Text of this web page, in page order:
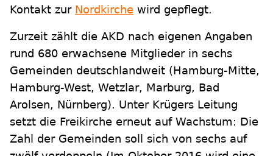
Kontakt zur Nordkirche wird gepflegt.
Zurzeit zählt die AKD nach eigenen Angaben
rund 680 erwachsene Mitglieder in sechs
Gemeinden deutschlandweit (Hamburg-Mitte,
Hamburg-West, Wetzlar, Marburg, Bad
Arolsen, Nürnberg). Unter Krügers Leitung
setzt die Freikirche erneut auf Wachstum: Die
Zahl der Gemeinden soll sich von sechs auf